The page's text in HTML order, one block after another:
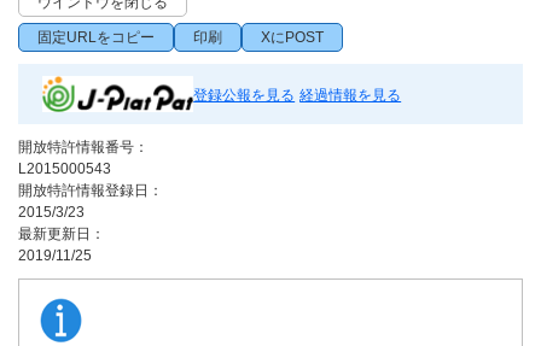
固定URLをコピー 印刷 XにPOST
登録公報を見る 経過情報を見る
開放特許情報番号：
L2015000543
開放特許情報登録日：
2015/3/23
最新更新日：
2019/11/25